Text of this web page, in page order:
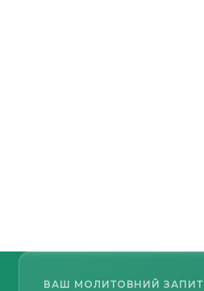
ВАШ МОЛИТОВНИЙ ЗАПИТ